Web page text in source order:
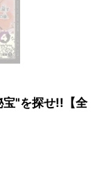
"を探せ!!【全